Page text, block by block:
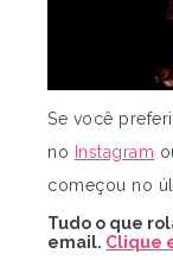
Se você
no
Instagram
começou no
Tudo o que
email. Clique